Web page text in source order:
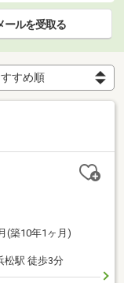
ールを受取る
(築10年1ヶ月)
松駅 徒歩3分